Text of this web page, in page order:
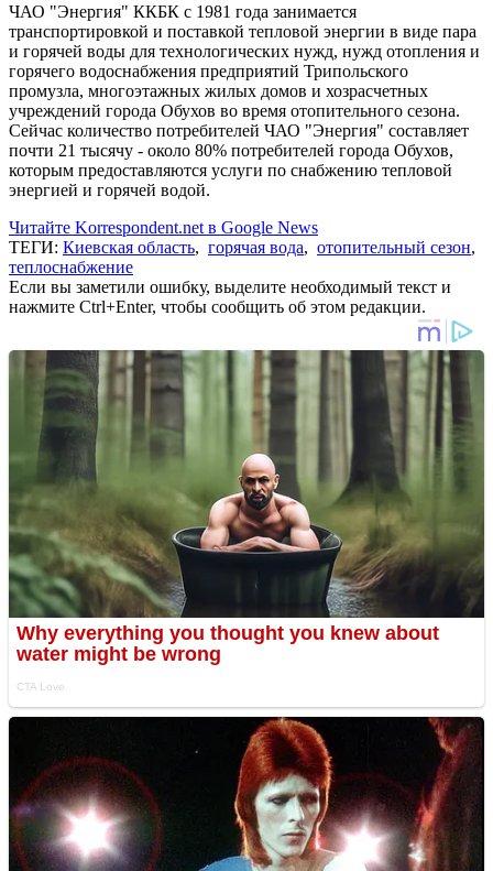
ЧАО "Энергия" ККБК с 1981 года занимается
транспортировкой и поставкой тепловой энергии в виде пара
и горячей воды для технологических нужд, нужд отопления и
горячего водоснабжения предприятий Трипольского
промузла, многоэтажных жилых домов и хозрасчетных
учреждений города Обухов во время отопительного сезона.
Сейчас количество потребителей ЧАО "Энергия" составляет
почти 21 тысячу - около 80% потребителей города Обухов,
которым предоставляются услуги по снабжению тепловой
энергией и горячей водой.
Читайте Korrespondent.net в Google News
ТЕГИ: Киевская область, горячая вода, отопительный сезон,
теплоснабжение
Если вы заметили ошибку, выделите необходимый текст и
нажмите Ctrl+Enter, чтобы сообщить об этом редакции.